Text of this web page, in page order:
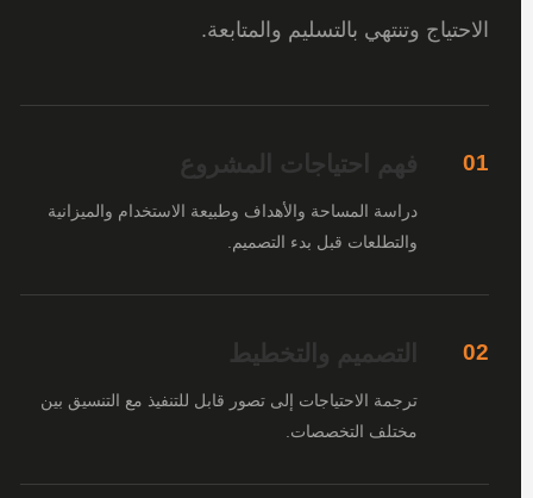
الاحتياج وتنتهي بالتسليم والمتابعة.
01 فهم احتياجات المشروع
دراسة المساحة والأهداف وطبيعة الاستخدام والميزانية
والتطلعات قبل بدء التصميم.
02 التصميم والتخطيط
ترجمة الاحتياجات إلى تصور قابل للتنفيذ مع التنسيق بين
مختلف التخصصات.